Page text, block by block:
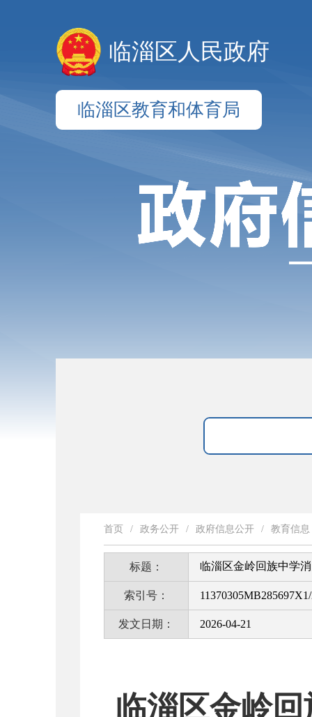
临淄区人民政府
临淄区教育和体育局
首页 / 政务公开 / 政府信息公开 / 教育信息
标题： 临淄区金岭回族中学
索引号：
发文日期： 2026-04-21
临淄区金岭